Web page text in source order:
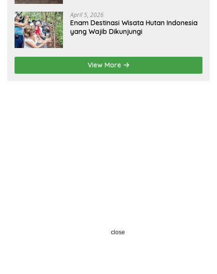
April 5, 2026
Enam Destinasi Wisata Hutan Indonesia
yang Wajib Dikunjungi
View More
close